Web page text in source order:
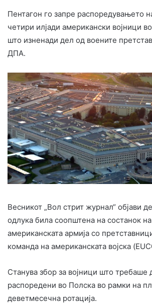
Пентагон го запре распоредувањето
четири илјади американски војници
што изненади дел од воените
ДПА.
Весникот „Вол стрит журнал“ објави
одлука била соопштена на состанок
американската армија со
команда на американската војска
Станува збор за војници што требаше
распоредени во Полска во рамки на
деветмесечна ротација.